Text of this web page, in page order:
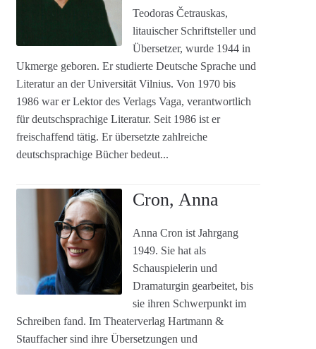
Teodoras Četrauskas,
litauischer Schriftsteller und
Übersetzer, wurde 1944 in
Ukmerge geboren. Er studierte Deutsche Sprache und
Literatur an der Universität Vilnius. Von 1970 bis
1986 war er Lektor des Verlags Vaga, verantwortlich
für deutschsprachige Literatur. Seit 1986 ist er
freischaffend tätig. Er übersetzte zahlreiche
deutschsprachige Bücher bedeut...
Cron, Anna
Anna Cron ist Jahrgang
1949. Sie hat als
Schauspielerin und
Dramaturgin gearbeitet, bis
sie ihren Schwerpunkt im
Schreiben fand. Im Theaterverlag Hartmann &
Stauffacher sind ihre Übersetzungen und